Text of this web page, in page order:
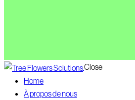
Close
Home
À propos de nous